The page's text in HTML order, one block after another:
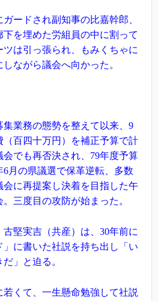
ードされ副知事の比嘉幹郎、
を埋めた労組員の中に割って
ツは引っ張られ、もみくちゃに
ながら議会へ向かった。
集業務の態勢を整えて以来、9
（百四十万円）を補正予算で計
でも再否決され、79年度予算
6月の県議選で保革逆転、多数
会に再提案し決着を目指した午
三度目の攻防が始まった。
古堅実吉（共産）は、30年前に
に書いた社説を持ち出し「い
」と迫る。
若くて、一生懸命勉強して社説